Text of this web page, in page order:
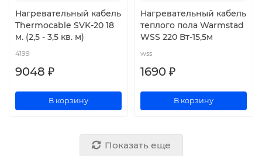
Нагревательный кабель
Thermocable SVK-20 18
м. (2,5 - 3,5 кв. м)
4199
9048 ₽
В корзину
Нагревательный кабель
теплого пола Warmstad
WSS 220 Вт-15,5м
wss
1690 ₽
В корзину
Показать еще